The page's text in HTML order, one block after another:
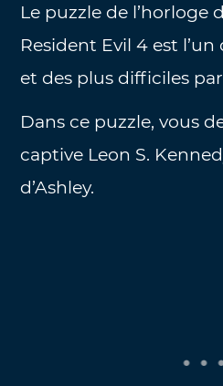
Le puzzle de l’horloge
Resident Evil 4 est
et des plus difficiles
Dans ce puzzle, vous
captive Leon S.
d’Ashley.